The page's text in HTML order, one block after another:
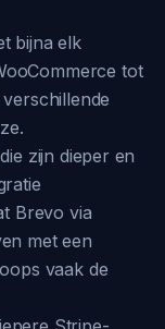
bijna elk
tot
zijn dieper en
Brevo via
met een
vaak de